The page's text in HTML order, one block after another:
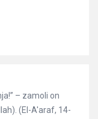
– zamoli on
(El-A'araf, 14-